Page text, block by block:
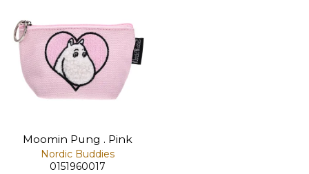
Moomin Pung . Pink
Nordic Buddies
0151960017